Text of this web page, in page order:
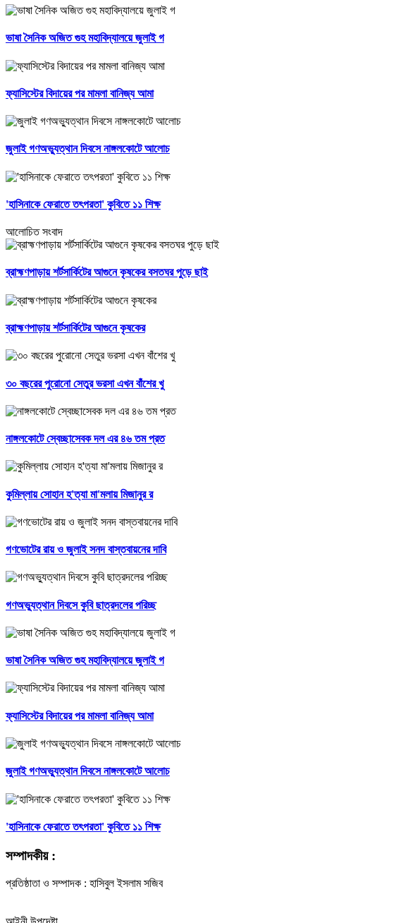
ভাষা সৈনিক অজিত গুহ মহাবিদ্যালয়ে জুলাই গ
ফ্যাসিস্টের বিদায়ের পর মামলা বানিজ্য আমা
জুলাই গণঅভ্যুত্থান দিবসে নাঙ্গলকোটে আলোচ
'হাসিনাকে ফেরাতে তৎপরতা' কুবিতে ১১ শিক্ষ
আলোচিত সংবাদ
ব্রাহ্মণপাড়ায় শর্টসার্কিটের আগুনে কৃষকের বসতঘর পুড়ে ছাই
ব্রাহ্মণপাড়ায় শর্টসার্কিটের আগুনে কৃষকের
৩০ বছরের পুরোনো সেতুর ভরসা এখন বাঁশের খু
নাঙ্গলকোটে স্বেচ্ছাসেবক দল এর ৪৬ তম প্রত
কুমিল্লায় সোহান হ'ত্যা মা'মলায় মিজানুর র
গণভোটের রায় ও জুলাই সনদ বাস্তবায়নের দাবি
গণঅভ্যুত্থান দিবসে কুবি ছাত্রদলের পরিচ্ছ
ভাষা সৈনিক অজিত গুহ মহাবিদ্যালয়ে জুলাই গ
ফ্যাসিস্টের বিদায়ের পর মামলা বানিজ্য আমা
জুলাই গণঅভ্যুত্থান দিবসে নাঙ্গলকোটে আলোচ
'হাসিনাকে ফেরাতে তৎপরতা' কুবিতে ১১ শিক্ষ
সম্পাদকীয় :
প্রতিষ্ঠাতা ও সম্পাদক : হাসিবুল ইসলাম সজিব